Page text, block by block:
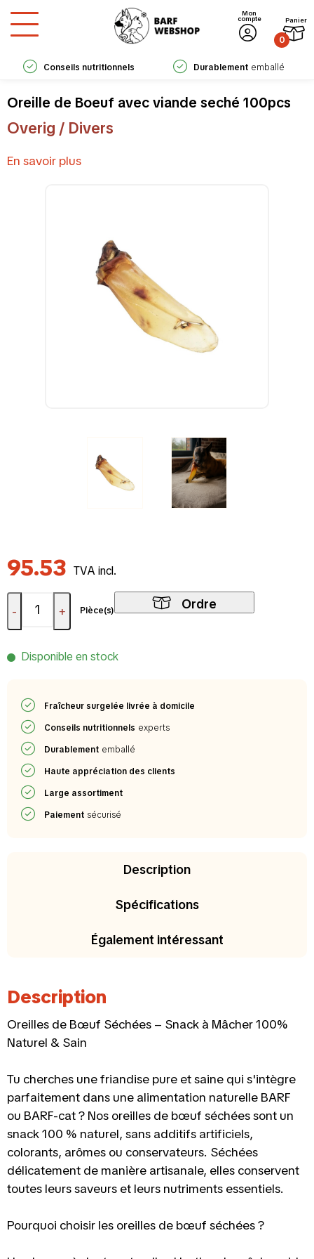
0
Panier
Mon
compte
Conseils nutritionnels Durablementemballé
Oreille de Boeuf avec viande seché 100pcs
Overig / Divers
En savoir plus
95.53 TVA incl.
- + Pièce(s) Ordre
Disponible en stock
Fraîcheur surgelée livrée à domicile
Conseils nutritionnels experts
Durablement emballé
Haute appréciation des clients
Large assortiment
Paiement sécurisé
Description
Spécifications
Également intéressant
Description
Oreilles de Bœuf Séchées – Snack à Mâcher 100%
Naturel & Sain
Tu cherches une friandise pure et saine qui s'intègre
parfaitement dans une alimentation naturelle BARF
ou BARF-cat ? Nos oreilles de bœuf séchées sont un
snack 100 % naturel, sans additifs artificiels,
colorants, arômes ou conservateurs. Séchées
délicatement de manière artisanale, elles conservent
toutes leurs saveurs et leurs nutriments essentiels.
Pourquoi choisir les oreilles de bœuf séchées ?